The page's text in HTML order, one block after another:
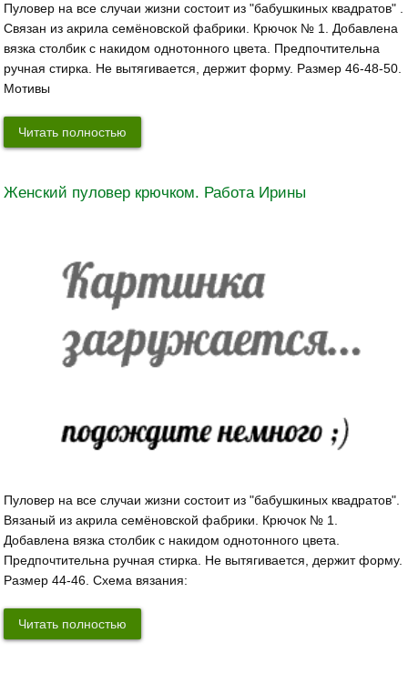
Пуловер на все случаи жизни состоит из "бабушкиных квадратов" .
Связан из акрила семёновской фабрики. Крючок № 1. Добавлена
вязка столбик с накидом однотонного цвета. Предпочтительна
ручная стирка. Не вытягивается, держит форму. Размер 46-48-50.
Мотивы
Читать полностью
Женский пуловер крючком. Работа Ирины
Пуловер на все случаи жизни состоит из "бабушкиных квадратов".
Вязаный из акрила семёновской фабрики. Крючок № 1.
Добавлена вязка столбик с накидом однотонного цвета.
Предпочтительна ручная стирка. Не вытягивается, держит форму.
Размер 44-46. Схема вязания:
Читать полностью